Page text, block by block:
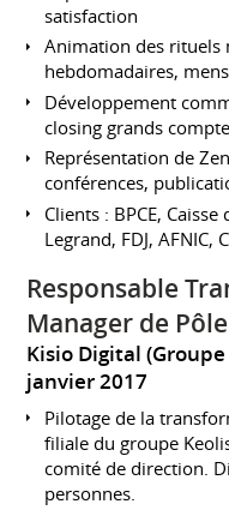
satisfaction
Animation des rituels
hebdomadaires,
Développement
closing grands
Représentation de
conférences,
Clients : BPCE, Caisse
Legrand, FDJ, AFNIC,
Responsable
Manager de
Kisio Digital
janvier 2017
Pilotage de la
filiale du groupe
comité de direction.
personnes.